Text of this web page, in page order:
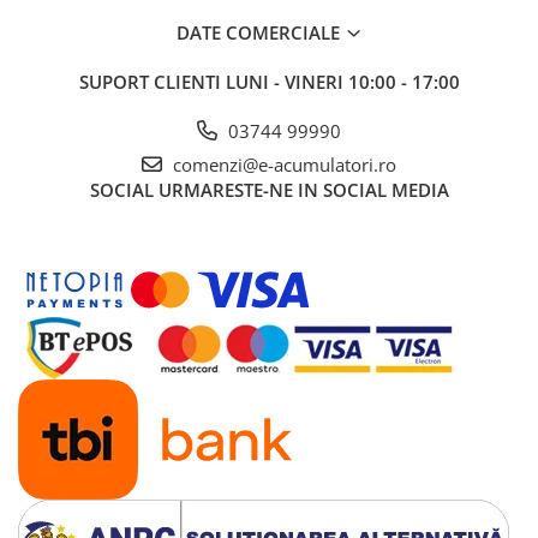
Protejat împotriva supraîncalzirii
camera de masini. Curentul de iesire se va reduce
pe masura ce temperatura creste pâna la 60 ° C,
dar încarcatorul nu va da gres.
Doua LED-uri pentru indicarea starii
(oprit)
LED verde: pornit
DATE COMERCIALE
SUPORT CLIENTI LUNI - VINERI 10:00 - 17:00
03744 99990
comenzi@e-acumulatori.ro
SOCIAL URMARESTE-NE IN SOCIAL MEDIA